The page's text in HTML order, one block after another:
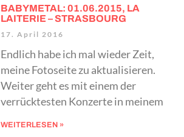
BABYMETAL: 01.06.2015, LA
LAITERIE – STRASBOURG
17. April 2016
Endlich habe ich mal wieder Zeit,
meine Fotoseite zu aktualisieren.
Weiter geht es mit einem der
verrücktesten Konzerte in meinem
WEITERLESEN »